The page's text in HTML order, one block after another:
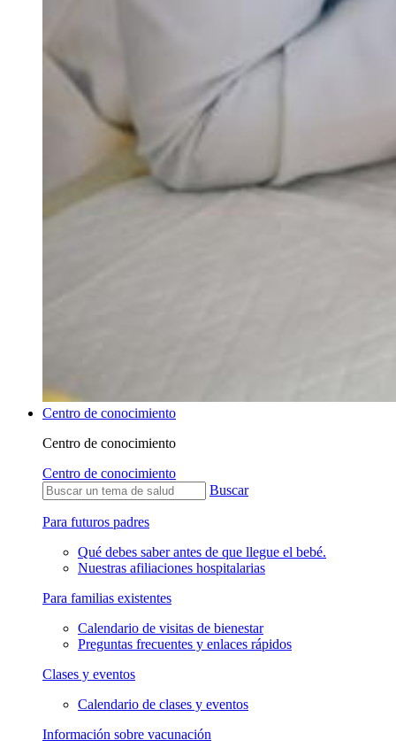
Centro de conocimiento
Centro de conocimiento
Centro de conocimiento
Buscar
Para futuros padres
Qué debes saber antes de que llegue el bebé.
Nuestras afiliaciones hospitalarias
Para familias existentes
Calendario de visitas de bienestar
Preguntas frecuentes y enlaces rápidos
Clases y eventos
Calendario de clases y eventos
Información sobre vacunación